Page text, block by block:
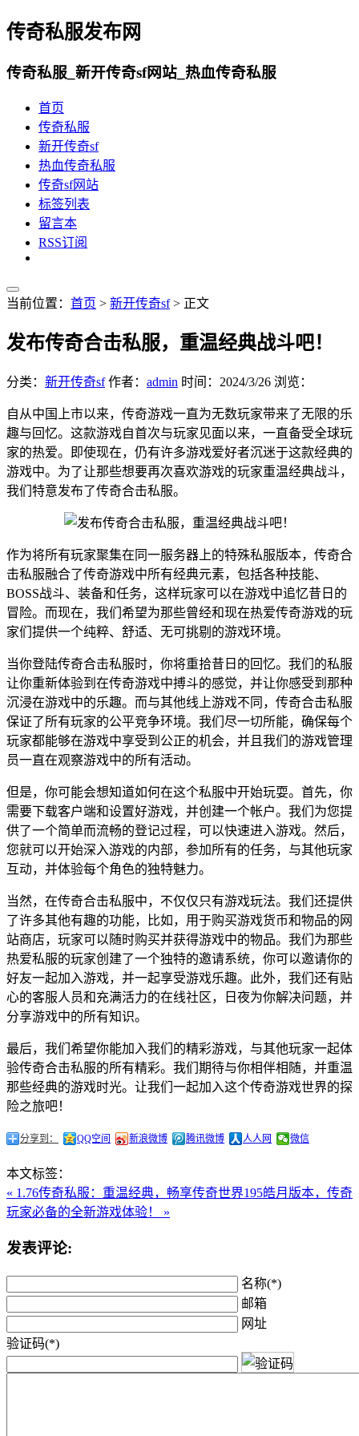
传奇私服发布网
传奇私服_新开传奇sf网站_热血传奇私服
首页
传奇私服
新开传奇sf
热血传奇私服
传奇sf网站
标签列表
留言本
RSS订阅
当前位置： 首页 > 新开传奇sf> 正文
发布传奇合击私服，重温经典战斗吧！
分类： 新开传奇sf 作者： admin 时间： 2024/3/26 浏览：
自从中国上市以来，传奇游戏一直为无数玩家带来了无限的乐
趣与回忆。这款游戏自首次与玩家见面以来，一直备受全球玩
家的热爱。即使现在，仍有许多游戏爱好者沉迷于这款经典的
游戏中。为了让那些想要再次喜欢游戏的玩家重温经典战斗，
我们特意发布了传奇合击私服。
作为将所有玩家聚集在同一服务器上的特殊私服版本，传奇合
击私服融合了传奇游戏中所有经典元素，包括各种技能、
BOSS战斗、装备和任务，这样玩家可以在游戏中追忆昔日的
冒险。而现在，我们希望为那些曾经和现在热爱传奇游戏的玩
家们提供一个纯粹、舒适、无可挑剔的游戏环境。
当你登陆传奇合击私服时，你将重拾昔日的回忆。我们的私服
让你重新体验到在传奇游戏中搏斗的感觉，并让你感受到那种
沉浸在游戏中的乐趣。而与其他线上游戏不同，传奇合击私服
保证了所有玩家的公平竞争环境。我们尽一切所能，确保每个
玩家都能够在游戏中享受到公正的机会，并且我们的游戏管理
员一直在观察游戏中的所有活动。
但是，你可能会想知道如何在这个私服中开始玩耍。首先，你
需要下载客户端和设置好游戏，并创建一个帐户。我们为您提
供了一个简单而流畅的登记过程，可以快速进入游戏。然后，
您就可以开始深入游戏的内部，参加所有的任务，与其他玩家
互动，并体验每个角色的独特魅力。
当然，在传奇合击私服中，不仅仅只有游戏玩法。我们还提供
了许多其他有趣的功能，比如，用于购买游戏货币和物品的网
站商店，玩家可以随时购买并获得游戏中的物品。我们为那些
热爱私服的玩家创建了一个独特的邀请系统，你可以邀请你的
好友一起加入游戏，并一起享受游戏乐趣。此外，我们还有贴
心的客服人员和充满活力的在线社区，日夜为你解决问题，并
分享游戏中的所有知识。
最后，我们希望你能加入我们的精彩游戏，与其他玩家一起体
验传奇合击私服的所有精彩。我们期待与你相伴相随，并重温
那些经典的游戏时光。让我们一起加入这个传奇游戏世界的探
险之旅吧！
分享到： QQ空间 新浪微博 腾讯微博 人人网 微信
本文标签：
« 1.76传奇私服：重温经典，畅享传奇世界195皓月版本，传奇
玩家必备的全新游戏体验！ »
发表评论:
名称(*)
邮箱
网址
验证码(*)